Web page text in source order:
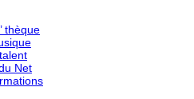
thèque
Net